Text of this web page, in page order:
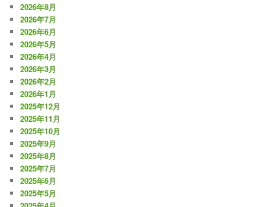
2026年8月
2026年7月
2026年6月
2026年5月
2026年4月
2026年3月
2026年2月
2026年1月
2025年12月
2025年11月
2025年10月
2025年9月
2025年8月
2025年7月
2025年6月
2025年5月